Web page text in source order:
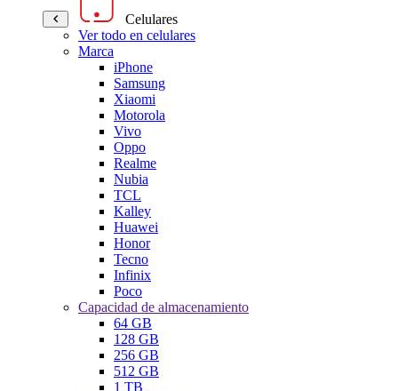
Celulares
Ver todo en celulares
Marca
iPhone
Samsung
Xiaomi
Motorola
Vivo
Oppo
Realme
Nubia
TCL
Kalley
Huawei
Honor
Tecno
Infinix
Poco
Capacidad de almacenamiento
64 GB
128 GB
256 GB
512 GB
1 TB